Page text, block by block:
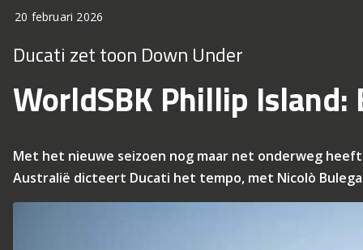
20 februari 2026
Ducati zet toon Down Under
WorldSBK Phillip
Met het nieuwe seizoen nog maar net onderweg
Australië dicteert Ducati het tempo, met Nicolò